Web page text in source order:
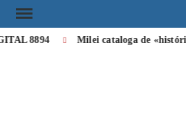
8894 Milei cataloga de